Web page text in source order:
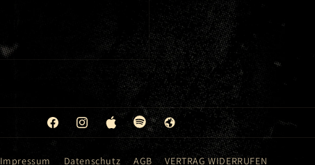
FacebookInstagramApple Spotify Web
Impressum Datenschutz AGB VERTRAG WIDERRUFEN